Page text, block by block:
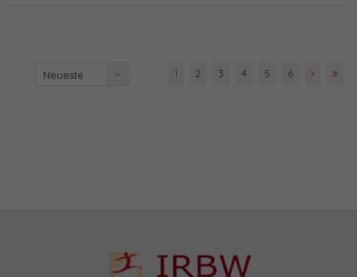
Neueste
1 2 3 4 5 6